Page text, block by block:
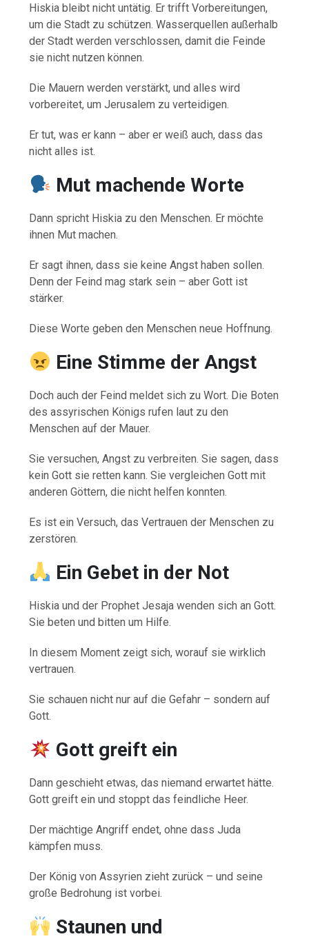
Hiskia bleibt nicht untätig. Er trifft Vorbereitungen,
um die Stadt zu schützen. Wasserquellen außerhalb
der Stadt werden verschlossen, damit die Feinde
sie nicht nutzen können.
Die Mauern werden verstärkt, und alles wird
vorbereitet, um Jerusalem zu verteidigen.
Er tut, was er kann – aber er weiß auch, dass das
nicht alles ist.
Mut machende Worte
Dann spricht Hiskia zu den Menschen. Er möchte
ihnen Mut machen.
Er sagt ihnen, dass sie keine Angst haben sollen.
Denn der Feind mag stark sein – aber Gott ist
stärker.
Diese Worte geben den Menschen neue Hoffnung.
Eine Stimme der Angst
Doch auch der Feind meldet sich zu Wort. Die Boten
des assyrischen Königs rufen laut zu den
Menschen auf der Mauer.
Sie versuchen, Angst zu verbreiten. Sie sagen, dass
kein Gott sie retten kann. Sie vergleichen Gott mit
anderen Göttern, die nicht helfen konnten.
Es ist ein Versuch, das Vertrauen der Menschen zu
zerstören.
Ein Gebet in der Not
Hiskia und der Prophet Jesaja wenden sich an Gott.
Sie beten und bitten um Hilfe.
In diesem Moment zeigt sich, worauf sie wirklich
vertrauen.
Sie schauen nicht nur auf die Gefahr – sondern auf
Gott.
Gott greift ein
Dann geschieht etwas, das niemand erwartet hätte.
Gott greift ein und stoppt das feindliche Heer.
Der mächtige Angriff endet, ohne dass Juda
kämpfen muss.
Der König von Assyrien zieht zurück – und seine
große Bedrohung ist vorbei.
Staunen und